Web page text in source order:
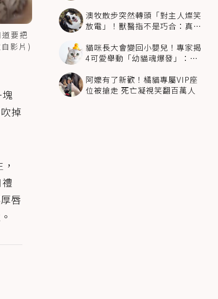
要把
影片)
掉
唇
澳牧散步突然轉頭「對主人燦笑
放電」！獸醫指不是巧合：真相
貓咪長大會變回小嬰兒！專家揭
4可愛舉動「幼貓魂爆發」：本
阿嬤有了新歡！橘貓專屬VIP座
位被搶走 死亡凝視笑翻百萬人